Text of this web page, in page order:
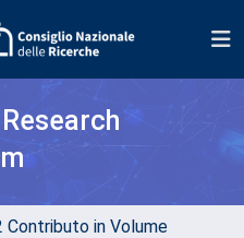
Contributo in Volume